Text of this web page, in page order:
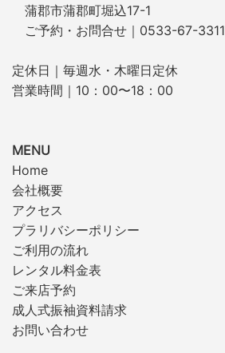
蒲郡市蒲郡町堀込17-1
ご予約・お問合せ｜0533-67-3311
定休日｜毎週水・木曜日定休
営業時間｜10：00〜18：00
MENU
Home
会社概要
アクセス
プラリバシーポリシー
ご利用の流れ
レンタル料金表
ご来店予約
成人式振袖資料請求
お問い合わせ